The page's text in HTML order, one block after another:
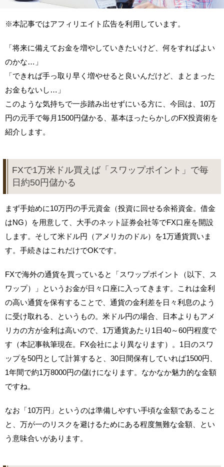
※本記事ではアフィリエイト広告を利用しています。
「将来に備えてお金を増やしていきたいけど、何をすればよい
のかな…」
「できれば手っ取り早く増やせると良いんだけど、まとまった
お金もないし…」
このような気持ちで一歩踏み出せずにいる方に、今回は、10万
円の元手で毎月1500円儲かる、基本ほったらかしのFX投資術を
紹介します。
FXで1万米ドル買えば「スワップポイント」で毎
日約50円儲かる
まず手始めに10万円の手元資金（投資に回せる余裕資金。借金
はNG）を用意して、大手のネット証券会社等でFX口座を開設
します。そして米ドル円（アメリカのドル）を1万通貨買いま
す。手続きはこれだけでOKです。
FXで海外の通貨を買っていると「スワップポイント（以下、ス
ワップ）」というお金が日々口座に入ってきます。これは金利
の高い通貨を保有することで、通貨の金利差を日々利息のよう
に受け取れる、というもの。米ドル円の場合、日本よりもアメ
リカの方が金利は高いので、1万通貨あたり1日40～60円程度で
す（本記事執筆現在。FX会社により異なります）。1日のスワ
ップを50円として計算すると、30日間保有していれば1500円、
1年間で約1万8000円の儲けになります。なかなか魅力的な金額
ですね。
なお「10万円」というのは準備しやすい手頃な金額であること
と、万が一のリスクを避けるためにある程度無難な金額、とい
う意味合いがあります。